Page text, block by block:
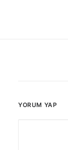
YORUM YAP